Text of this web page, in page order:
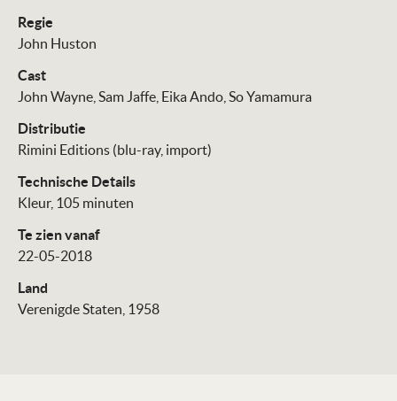
Regie
John Huston
Cast
John Wayne Sam Jaffe Eika Ando So Yamamura
Distributie
Rimini Editions (blu-ray, import)
Technische Details
Kleur, 105 minuten
Te zien vanaf
22-05-2018
Land
Verenigde Staten, 1958